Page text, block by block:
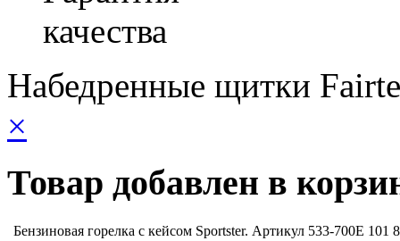
качества
Набедренные щитки
×
Товар добавлен в
Бензиновая горелка с кейсом Sportster. Артикул 533-700E 101